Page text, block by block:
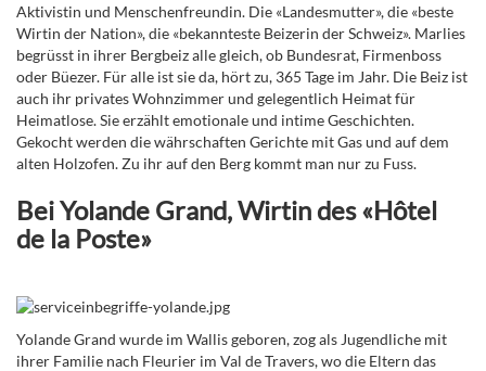
Aktivistin und Menschenfreundin. Die «Landesmutter», die «beste
Wirtin der Nation», die «bekannteste Beizerin der Schweiz». Marlies
begrüsst in ihrer Bergbeiz alle gleich, ob Bundesrat, Firmenboss
oder Büezer. Für alle ist sie da, hört zu, 365 Tage im Jahr. Die Beiz ist
auch ihr privates Wohnzimmer und gelegentlich Heimat für
Heimatlose. Sie erzählt emotionale und intime Geschichten.
Gekocht werden die währschaften Gerichte mit Gas und auf dem
alten Holzofen. Zu ihr auf den Berg kommt man nur zu Fuss.
Bei Yolande Grand, Wirtin des «Hôtel
de la Poste»
Yolande Grand wurde im Wallis geboren, zog als Jugendliche mit
ihrer Familie nach Fleurier im Val de Travers, wo die Eltern das